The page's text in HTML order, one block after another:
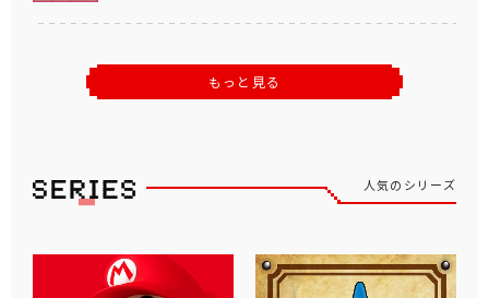
もっと見る
人気のシリーズ